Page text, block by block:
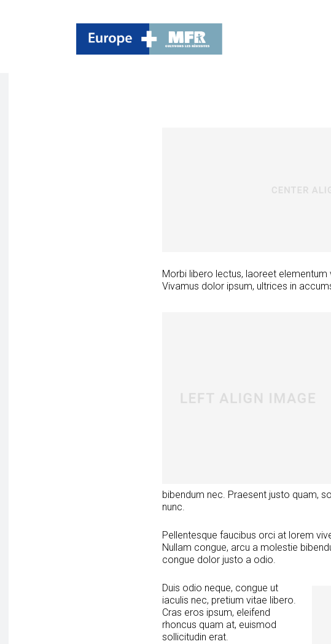
Author Name August 6, 2026
Morbi libero lectus, laoreet
Vivamus dolor ipsum, ultrices in
bibendum nec. Praesent justo quam,
nunc.
Pellentesque faucibus orci at lorem
Nullam congue, arcu a molestie
congue dolor justo a odio.
Duis odio neque, congue ut
iaculis nec, pretium vitae libero.
Cras eros ipsum, eleifend
rhoncus quam at, euismod
sollicitudin erat.